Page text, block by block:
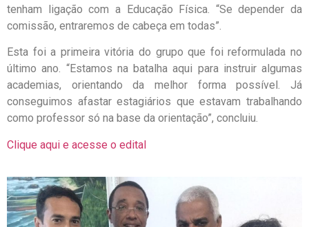
tenham ligação com a Educação Física. “Se depender da
comissão, entraremos de cabeça em todas”.
Esta foi a primeira vitória do grupo que foi reformulada no
último ano. “Estamos na batalha aqui para instruir algumas
academias, orientando da melhor forma possível. Já
conseguimos afastar estagiários que estavam trabalhando
como professor só na base da orientação”, concluiu.
Clique aqui e acesse o edital